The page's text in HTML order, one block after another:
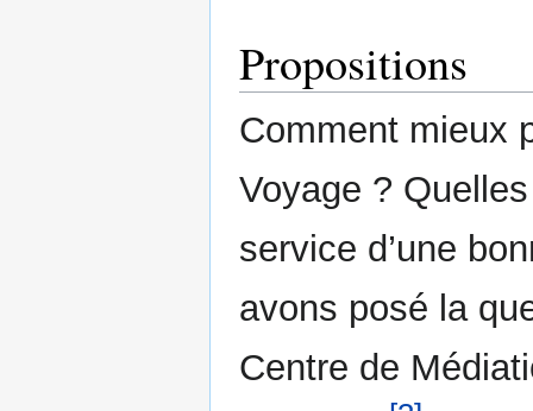
Propositions
Comment mieux
Voyage ?
service d’une
avons posé la
Centre de